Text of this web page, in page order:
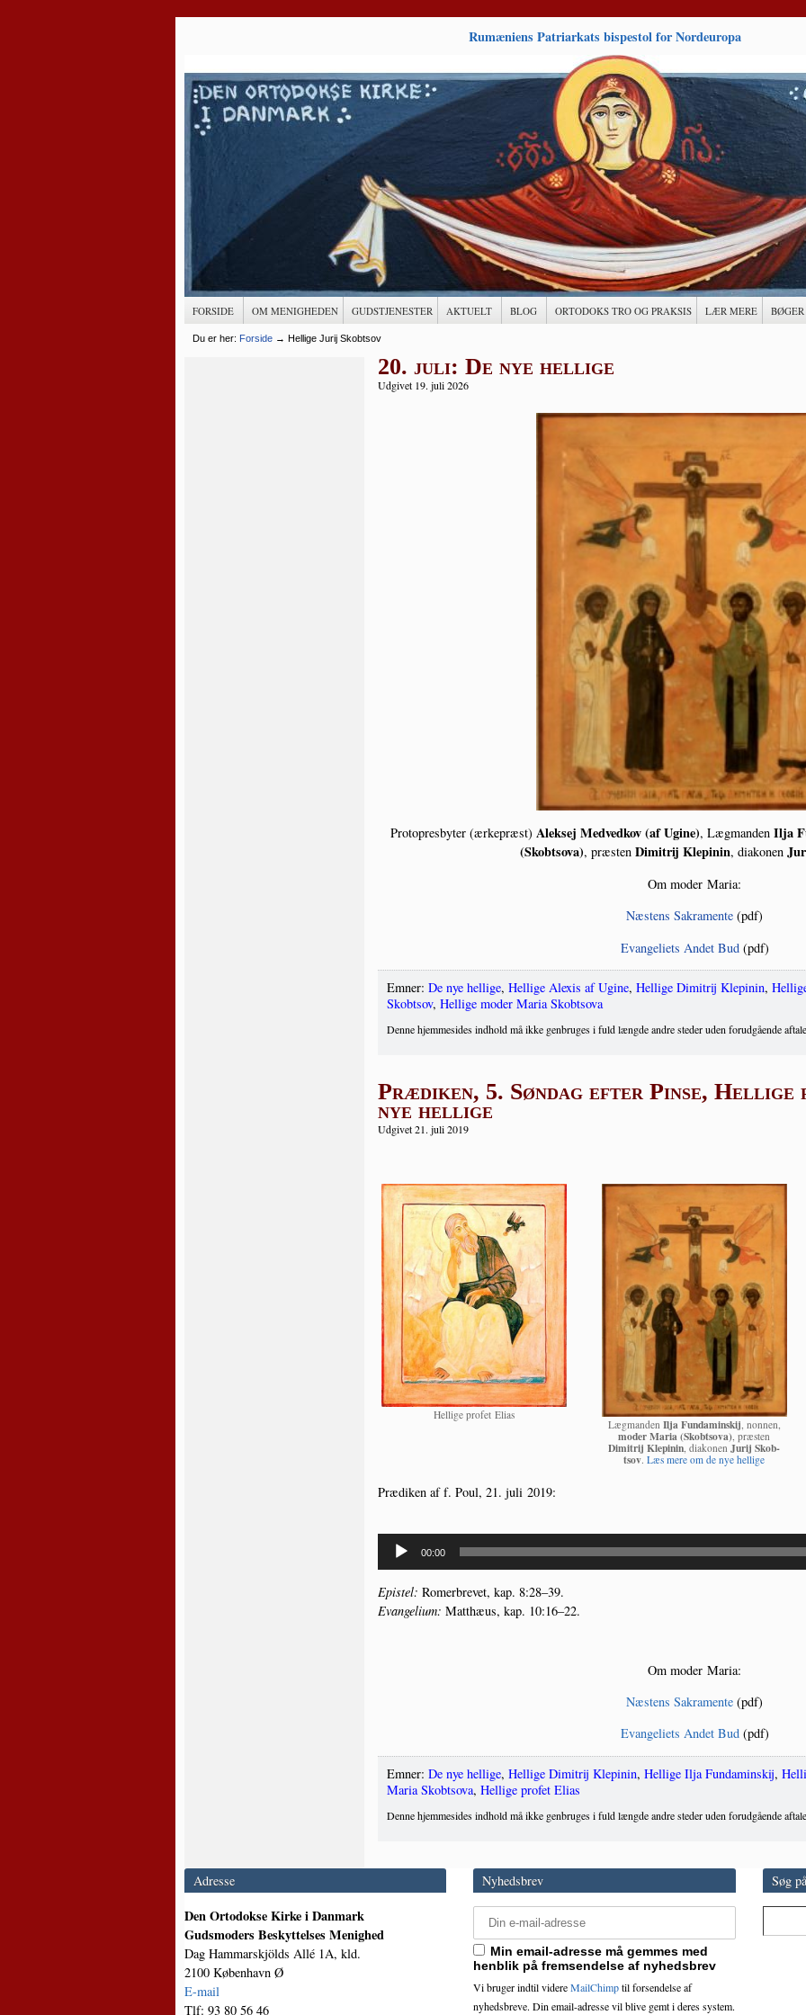
Rumæniens Patriarkats bispestol for Nordeuropa
FORSIDE OM MENIGHEDEN GUDSTJENESTER AKTUELT BLOG ORTODOKS TRO OG PRAKSIS LÆR MERE BØGER
Du er her: Forside→ Hellige Jurij Skobtsov
20. juli: De nye hellige
Udgivet 19. juli 2026
Pro­top­res­byter (ærke­præst) Alek­sej Med­ved­kov (af Ugi­ne), Læg­man­den Ilja
(Skob­tsova), præ­sten Dimi­trij Klepi­nin, dia­ko­nen
Om moder Maria:
Næstens Sakra­men­te (pdf)
Evan­ge­liets Andet Bud(pdf)
Emner: De nye hellige, Hellige Alexis af Ugine, Hellige Dimitrij Klepinin,
Skobtsov, Hellige moder Maria Skobtsova
Denne hjemmesides indhold må ikke genbruges i fuld længde andre steder uden forudgående
Prædiken, 5. Søndag efter Pinse, Hellige
nye hellige
Udgivet 21. juli 2019
Hel­li­ge pro­fet Elias
Læg­man­den Ilja Fun­da­min­skij, non­nen,
moder Maria (Skob­tsova), præ­sten
Dimi­trij Klepi­nin, dia­ko­nenJurij Skob­
tsov.Læs mere om de nye hellige
Præ­di­ken af f. Poul, 21. juli 2019:
Lydafspiller
00:00
Epi­stel: Romer­bre­vet, kap. 8:28–39.
Evan­ge­li­um: Mat­t­hæus, kap. 10:16–22.
Om moder Maria:
Næstens Sakra­men­te (pdf)
Evan­ge­liets Andet Bud(pdf)
Emner: De nye hellige, Hellige Dimitrij Klepinin, Hellige Ilja Fundaminskij,
Maria Skobtsova, Hellige profet Elias
Denne hjemmesides indhold må ikke genbruges i fuld længde andre steder uden forudgående
Adresse
Den Ortodokse Kirke i Danmark
Gudsmoders Beskyttelses Menighed
Dag Hammarskjölds Allé 1A, kld.
2100 København Ø
E-mail
Tlf: 93 80 56 46
Nyhedsbrev
Min email-adresse må gemmes med
henblik på fremsendelse af nyhedsbrev
Vi bruger indtil videreMailChimptil forsendelse af
nyhedsbreve. Din email-adresse vil blive gemt i deres system.
Søg